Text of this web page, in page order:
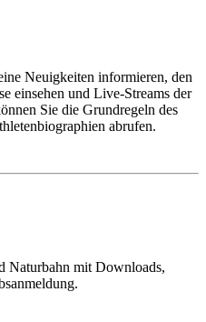
Neuigkeiten informieren, den
einsehen und Live-Streams der
Sie die Grundregeln des
abrufen.
Naturbahn mit Downloads,